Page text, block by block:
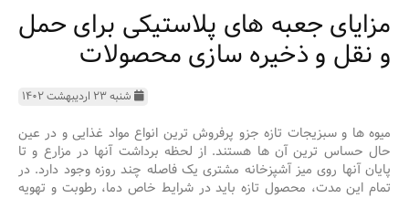
مزایای جعبه های پلاستیکی برای حمل
و نقل و ذخیره سازی محصولات
شنبه ۲۳ اردیبهشت ۱۴۰۲
میوه ها و سبزیجات تازه جزو پرفروش ترین انواع مواد غذایی و در عین
حال حساس ترین آن ها هستند. از لحظه برداشت آنها در مزارع و تا
پایان آنها روی میز آشپزخانه مشتری یک فاصله چند روزه وجود دارد. در
تمام این مدت، محصول تازه باید در شرایط خاص دما، رطوبت و تهویه